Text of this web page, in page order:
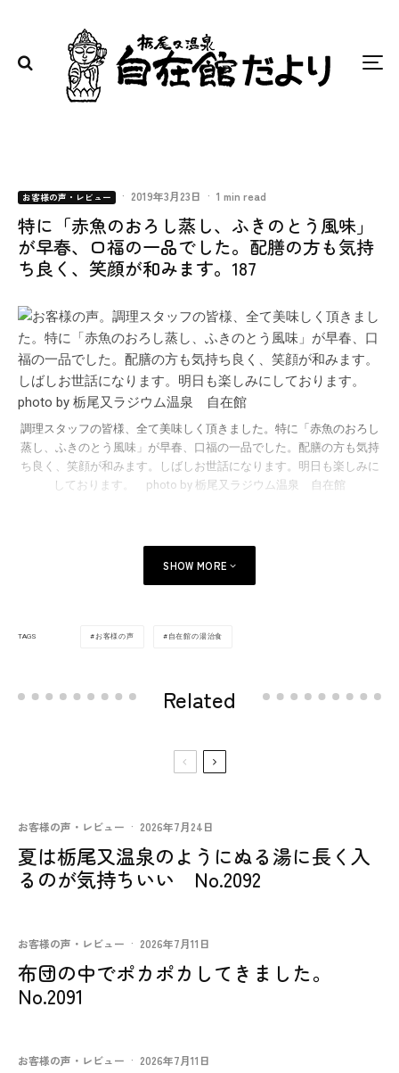
お客様の声・レビュー · 2019年3月23日 · 1 min read
特に「赤魚のおろし蒸し、ふきのとう風味」
が早春、口福の一品でした。配膳の方も気持
ち良く、笑顔が和みます。187
調理スタッフの皆様、全て美味しく頂きました。特に「赤魚のおろし
蒸し、ふきのとう風味」が早春、口福の一品でした。配膳の方も気持
ち良く、笑顔が和みます。しばしお世話になります。明日も楽しみに
しております。 photo by 栃尾又ラジウム温泉 自在館
SHOW MORE
TAGS お客様の声 自在館の湯治食
Related
お客様の声・レビュー · 2026年7月24日
夏は栃尾又温泉のようにぬる湯に長く入
るのが気持ちいい No.2092
お客様の声・レビュー · 2026年7月11日
布団の中でポカポカしてきました。
No.2091
お客様の声・レビュー · 2026年7月11日